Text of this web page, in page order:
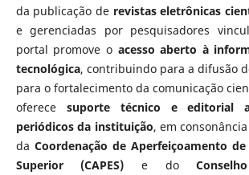
da publicação de revistas eletrônicas
e gerenciadas por pesquisadores
portal promove o acesso aberto à
tecnológica, contribuindo para a difusão
para o fortalecimento da comunicação
oferece suporte técnico e editorial
periódicos da instituição, em
da Coordenação de Aperfeiçoamento
Superior (CAPES) e do